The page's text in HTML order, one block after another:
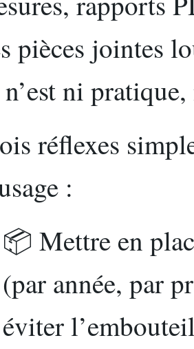
pièces jointes
n’est ni
réflexes
:
📦 Mettre en
(par année, par
éviter